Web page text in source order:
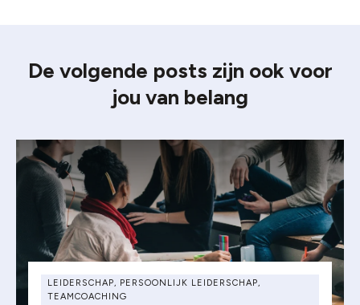
De volgende posts zijn ook voor
jou van belang
LEIDERSCHAP, PERSOONLIJK LEIDERSCHAP,
TEAMCOACHING